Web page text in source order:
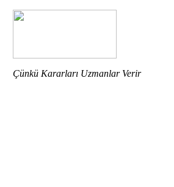
Çünkü Kararları Uzmanlar Verir